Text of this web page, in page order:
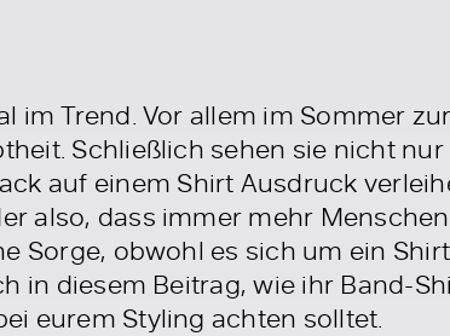
im Trend. Vor allem im Sommer zur
Schließlich sehen sie nicht
auf einem Shirt Ausdruck
also, dass immer mehr
Sorge, obwohl es sich um ein
in diesem Beitrag, wie ihr Band-
eurem Styling achten solltet.